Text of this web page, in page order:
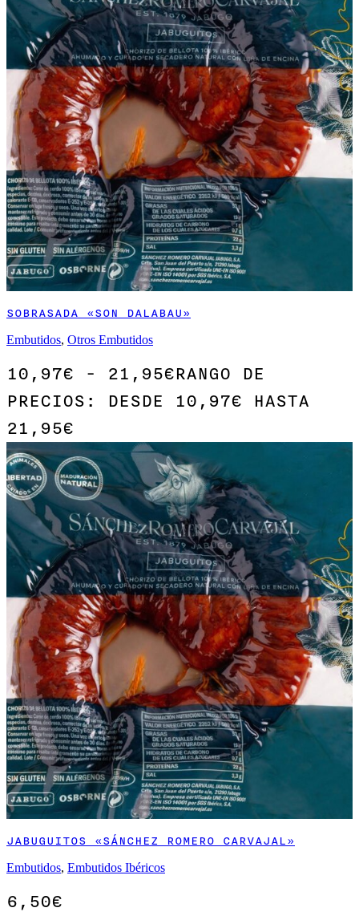
SOBRASADA «SON DALABAU»
Embutidos, Otros Embutidos
10,97€ - 21,95€RANGO DE
PRECIOS: DESDE 10,97€ HASTA
21,95€
JABUGUITOS «SÁNCHEZ ROMERO CARVAJAL»
Embutidos, Embutidos Ibéricos
6,50€